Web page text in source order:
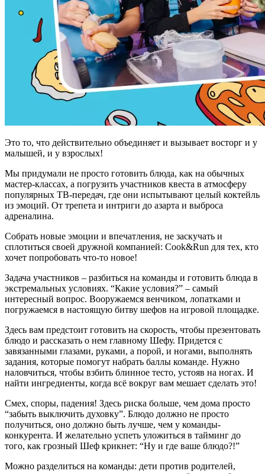
Это то, что действительно объединяет и вызывает восторг и у
малышей, и у взрослых!
Мы придумали не просто готовить блюда, как на обычных
мастер-классах, а погрузить участников квеста в атмосферу
популярных ТВ-передач, где они испытывают целый коктейль
из эмоций. От трепета и интриги до азарта и выброса
адреналина.
Собрать новые эмоции и впечатления, не заскучать и
сплотиться своей дружной компанией: Cook&Run для тех, кто
хочет попробовать что-то новое!
Задача участников – разбиться на команды и готовить блюда в
экстремальных условиях. “Какие условия?” – самый
интересный вопрос. Вооружаемся венчиком, лопатками и
погружаемся в настоящую битву шефов на игровой площадке.
Здесь вам предстоит готовить на скорость, чтобы презентовать
блюдо и рассказать о нем главному Шефу. Придется с
завязанными глазами, руками, а порой, и ногами, выполнять
задания, которые помогут набрать баллы команде. Нужно
наловчиться, чтобы взбить блинное тесто, устояв на ногах. И
найти ингредиенты, когда всё вокруг вам мешает сделать это!
Смех, споры, падения! Здесь риска больше, чем дома просто
“забыть выключить духовку”. Блюдо должно не просто
получиться, оно должно быть лучше, чем у команды-
конкурента. И желательно успеть уложиться в тайминг до
того, как грозный Шеф крикнет: “Ну и где ваше блюдо?!”
Можно разделиться на команды: дети против родителей,